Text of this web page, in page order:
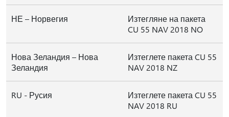
НЕ – Норвегия
Изтегляне на пакета
CU 55 NAV 2018 NO
Нова Зеландия – Нова
Зеландия
Изтеглете пакета CU 55
NAV 2018 NZ
RU - Русия
Изтеглете пакета CU 55
NAV 2018 RU